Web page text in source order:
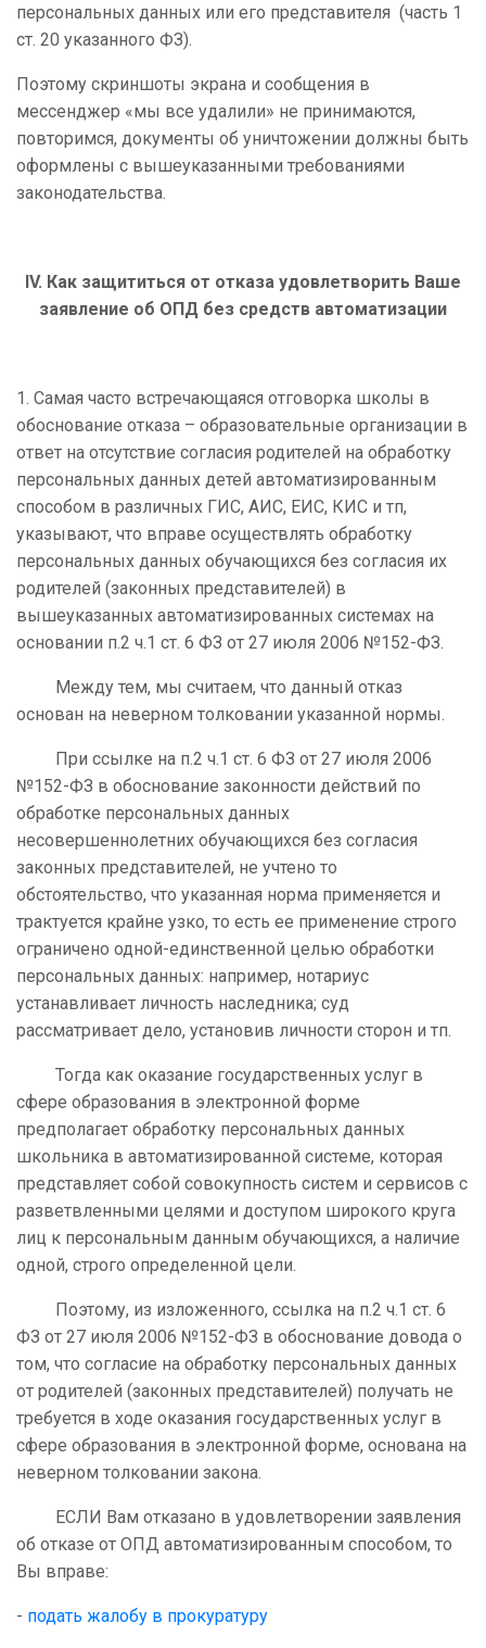
персональных данных или его представителя (часть 1
ст. 20 указанного ФЗ).
Поэтому скриншоты экрана и сообщения в
мессенджер «мы все удалили» не принимаются,
повторимся, документы об уничтожении должны быть
оформлены с вышеуказанными требованиями
законодательства.
IV. Как защититься от отказа удовлетворить Ваше
заявление об ОПД без средств автоматизации
1. Самая часто встречающаяся отговорка школы в
обоснование отказа – образовательные организации в
ответ на отсутствие согласия родителей на обработку
персональных данных детей автоматизированным
способом в различных ГИС, АИС, ЕИС, КИС и тп,
указывают, что вправе осуществлять обработку
персональных данных обучающихся без согласия их
родителей (законных представителей) в
вышеуказанных автоматизированных системах на
основании п.2 ч.1 ст. 6 ФЗ от 27 июля 2006 №152-ФЗ.
Между тем, мы считаем, что данный отказ
основан на неверном толковании указанной нормы.
При ссылке на п.2 ч.1 ст. 6 ФЗ от 27 июля 2006
№152-ФЗ в обоснование законности действий по
обработке персональных данных
несовершеннолетних обучающихся без согласия
законных представителей, не учтено то
обстоятельство, что указанная норма применяется и
трактуется крайне узко, то есть ее применение строго
ограничено одной-единственной целью обработки
персональных данных: например, нотариус
устанавливает личность наследника; суд
рассматривает дело, установив личности сторон и тп.
Тогда как оказание государственных услуг в
сфере образования в электронной форме
предполагает обработку персональных данных
школьника в автоматизированной системе, которая
представляет собой совокупность систем и сервисов с
разветвленными целями и доступом широкого круга
лиц к персональным данным обучающихся, а наличие
одной, строго определенной цели.
Поэтому, из изложенного, ссылка на п.2 ч.1 ст. 6
ФЗ от 27 июля 2006 №152-ФЗ в обоснование довода о
том, что согласие на обработку персональных данных
от родителей (законных представителей) получать не
требуется в ходе оказания государственных услуг в
сфере образования в электронной форме, основана на
неверном толковании закона.
ЕСЛИ Вам отказано в удовлетворении заявления
об отказе от ОПД автоматизированным способом, то
Вы вправе:
- подать жалобу в прокуратуру